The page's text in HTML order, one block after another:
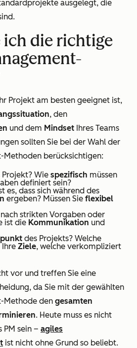
ausgelegt, die
ich die richtige
Projekt am besten geeignet ist,
, den
und dem Mindset Ihres Teams
sollten Sie bei der Wahl der
Methoden berücksichtigen:
Projekt? Wie spezifisch müssen
definiert sein?
es, dass sich während des
ergeben? Müssen Sie flexibel
strikten Vorgaben oder
ist die Kommunikation und
des Projekts? Welche
Ziele, welche verkompliziert
vor und treffen Sie eine
da Sie mit der gewählten
Methode den gesamten
. Heute muss es nicht
PM sein – agiles
ist nicht ohne Grund so beliebt.